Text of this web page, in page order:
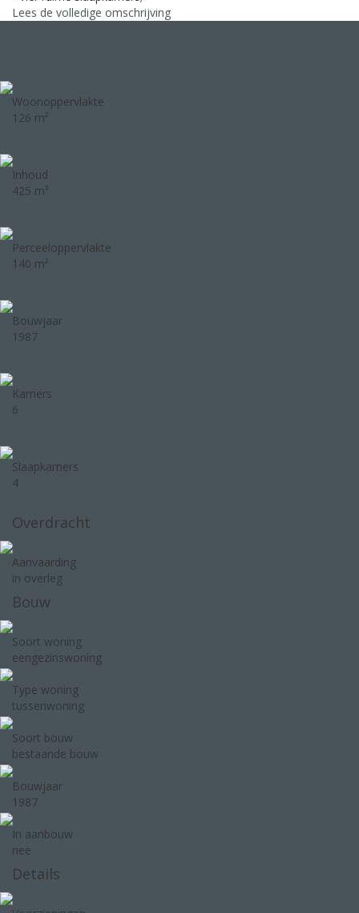
Lees de volledige omschrijving
Woonoppervlakte
126 m²
Inhoud
425 m³
Perceeloppervlakte
140 m²
Bouwjaar
1987
Kamers
6
Slaapkamers
4
Overdracht
Aanvaarding
in overleg
Bouw
Soort woning
eengezinswoning
Type woning
tussenwoning
Soort bouw
bestaande bouw
Bouwjaar
1987
In aanbouw
nee
Details